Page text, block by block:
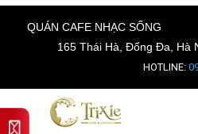
QUÁN CAFE NHẠC SỐNG
165 Thái Hà, Đống Đa, Hà
HOTLINE: